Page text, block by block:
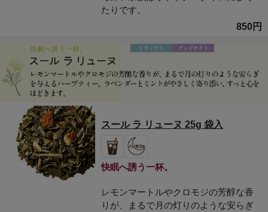
たりです。
850円
スール ラ リューヌ 25g 袋入
快眠へ誘う一杯。
レモンマートルやクロモジの芳醇な香
りが、まるで月の灯りのような安らぎ